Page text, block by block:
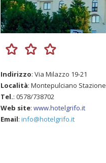
Indirizzo: Via Milazzo 19-21
Località: Montepulciano Stazione
Tel.: 0578/738702
Web site: www.hotelgrifo.it
Email: info@hotelgrifo.it